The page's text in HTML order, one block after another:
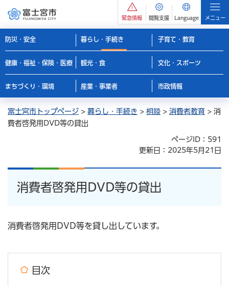
緊急情報 閲覧支援 Language メニュー
防災・安全 暮らし・手続き 子育て・教育
健康・福祉・保険・医療 観光・食 文化・スポーツ
まちづくり・環境 産業・事業者 市政情報
富士宮市トップページ > 暮らし・手続き > 相談 > 消費者教育 > 消
費者啓発用DVD等の貸出
ページID：591
更新日：2025年5月21日
消費者啓発用DVD等の貸出
消費者啓発用DVD等を貸し出しています。
目次